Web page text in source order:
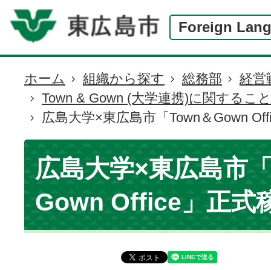
Foreign
現
在
の
位
ホーム 組織から探す 総務部
経営
Town & Gown (大学連携)に関すること
広島大学×東広島市「Town＆Gown
広島大学×東広島市
Gown Office」正式